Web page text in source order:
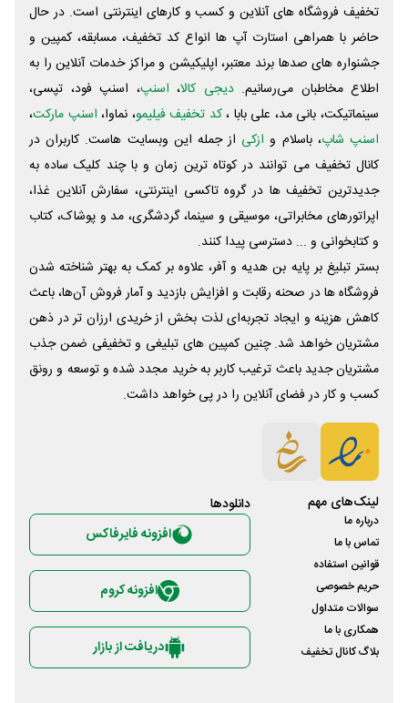
تخفیف فروشگاه های آنلاین و کسب و‌ کارهای اینترنتی است. در حال
حاضر با همراهی استارت آپ ها انواع کد تخفیف، مسابقه، کمپین و
جشنواره های صدها برند معتبر، اپلیکیشن و مراکز خدمات آنلاین را به
اطلاع مخاطبان می‌رسانیم. دیجی کالا، اسنپ، اسنپ فود، تپسی،
سینماتیکت، بانی مد، علی‌ بابا ،کد تخفیف فیلیمو، نماوا، اسنپ مارکت،
اسنپ شاپ، باسلام و ازکی از جمله این وبسایت ‌هاست. کاربران در
کانال تخفیف می توانند در کوتاه ترین زمان و با چند کلیک ساده به
جدیدترین تخفیف ها در گروه تاکسی اینترنتی، سفارش آنلاین غذا،
اپراتورهای مخابراتی، موسیقی و سینما، گردشگری، مد و پوشاک، کتاب
و کتابخوانی و ... دسترسی پیدا کنند.
بستر تبلیغ بر پایه بن هدیه و آفر، علاوه بر کمک به بهتر شناخته شدن
فروشگاه ها در صحنه رقابت و افزایش بازدید و آمار فروش آن‌ها، باعث
کاهش هزینه و ایجاد تجربه‌ای لذت بخش از خریدی ارزان تر در ذهن
مشتریان خواهد شد. چنین کمپین های تبلیغی و تخفیفی ضمن جذب
مشتریان جدید باعث ترغیب کاربر به خرید مجدد شده و توسعه و رونق
کسب و کار در فضای آنلاین را در پی خواهد داشت.
لینک‌های مهم
درباره ما
تماس با ما
قوانین استفاده
حریم خصوصی
سوالات متداول
همکاری با ما
بلاگ کانال تخفیف
دانلود‌ها
افزونه فایرفاکس
افزونه کروم
دریافت از بازار